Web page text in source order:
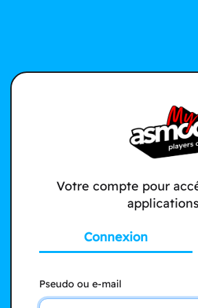
Votre compte pour
Connexion
Pseudo ou e-mail